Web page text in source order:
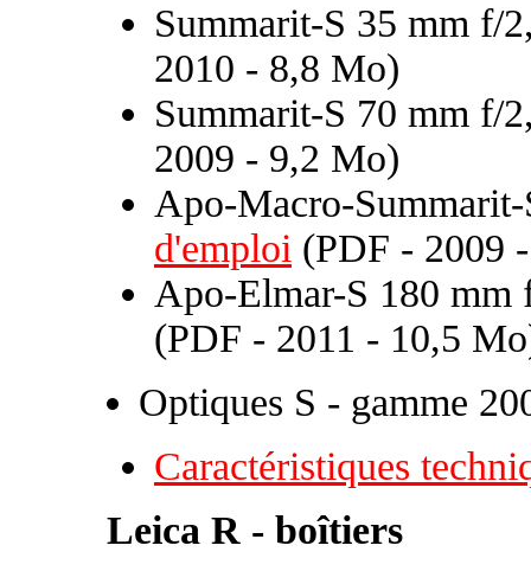
Summarit-S 35 mm f/
2010 - 8,8 Mo)
Summarit-S 70 mm f/
2009 - 9,2 Mo)
Apo-Macro-
d'emploi (PDF - 2009
Apo-Elmar-S 180
(PDF - 2011 - 10,5
Optiques S - gamme
Caractéristiques
Leica R - boîtiers